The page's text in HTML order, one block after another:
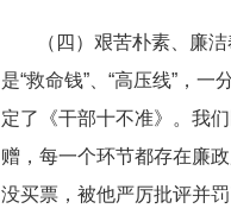
（四）艰苦朴素、廉
是“救命钱”、“高压线”，
定了《干部十不准》。我
赠，每一个环节都存在廉
没买票，被他严厉批评并